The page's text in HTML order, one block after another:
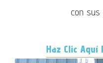
con sus
Haz Clic Aquí